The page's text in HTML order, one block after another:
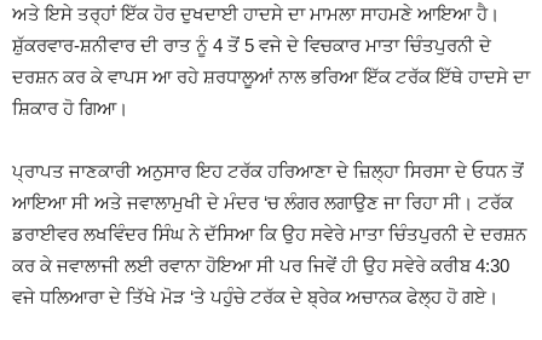
ਅਤੇ ਇਸੇ ਤਰ੍ਹਾਂ ਇੱਕ ਹੋਰ ਦੁਖਦਾਈ ਹਾਦਸੇ ਦਾ ਮਾਮਲਾ ਸਾਹਮਣੇ ਆਇਆ ਹੈ।
ਸ਼ੁੱਕਰਵਾਰ-ਸ਼ਨੀਵਾਰ ਦੀ ਰਾਤ ਨੂੰ 4 ਤੋਂ 5 ਵਜੇ ਦੇ ਵਿਚਕਾਰ ਮਾਤਾ ਚਿੰਤਪੁਰਨੀ ਦੇ
ਦਰਸ਼ਨ ਕਰ ਕੇ ਵਾਪਸ ਆ ਰਹੇ ਸ਼ਰਧਾਲੂਆਂ ਨਾਲ ਭਰਿਆ ਇੱਕ ਟਰੱਕ ਇੱਥੇ ਹਾਦਸੇ ਦਾ
ਸ਼ਿਕਾਰ ਹੋ ਗਿਆ।
ਪ੍ਰਾਪਤ ਜਾਣਕਾਰੀ ਅਨੁਸਾਰ ਇਹ ਟਰੱਕ ਹਰਿਆਣਾ ਦੇ ਜ਼ਿਲ੍ਹਾ ਸਿਰਸਾ ਦੇ ਓਧਨ ਤੋਂ
ਆਇਆ ਸੀ ਅਤੇ ਜਵਾਲਾਮੁਖੀ ਦੇ ਮੰਦਰ ‘ਚ ਲੰਗਰ ਲਗਾਉਣ ਜਾ ਰਿਹਾ ਸੀ। ਟਰੱਕ
ਡਰਾਈਵਰ ਲਖਵਿੰਦਰ ਸਿੰਘ ਨੇ ਦੱਸਿਆ ਕਿ ਉਹ ਸਵੇਰੇ ਮਾਤਾ ਚਿੰਤਪੁਰਨੀ ਦੇ ਦਰਸ਼ਨ
ਕਰ ਕੇ ਜਵਾਲਾਜੀ ਲਈ ਰਵਾਨਾ ਹੋਇਆ ਸੀ ਪਰ ਜਿਵੇਂ ਹੀ ਉਹ ਸਵੇਰੇ ਕਰੀਬ 4:30
ਵਜੇ ਧਲਿਆਰਾ ਦੇ ਤਿੱਖੇ ਮੋੜ ‘ਤੇ ਪਹੁੰਚੇ ਟਰੱਕ ਦੇ ਬ੍ਰੇਕ ਅਚਾਨਕ ਫੇਲ੍ਹ ਹੋ ਗਏ।